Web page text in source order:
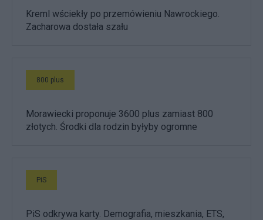
Kreml wściekły po przemówieniu Nawrockiego.
Zacharowa dostała szału
800 plus
Morawiecki proponuje 3600 plus zamiast 800
złotych. Środki dla rodzin byłyby ogromne
PiS
PiS odkrywa karty. Demografia, mieszkania, ETS,